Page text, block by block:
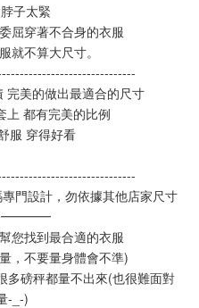
子太緊
屈穿著不合身的衣服
就不算大尺寸。
完美的做出最適合的尺寸
上 都有完美的比例
服 穿得好看
設計，勿依據其他店家尺寸
您找到最合適的衣服
，不要量身體會不準)
多磅秤都量不出來(也很難面對
-_-)